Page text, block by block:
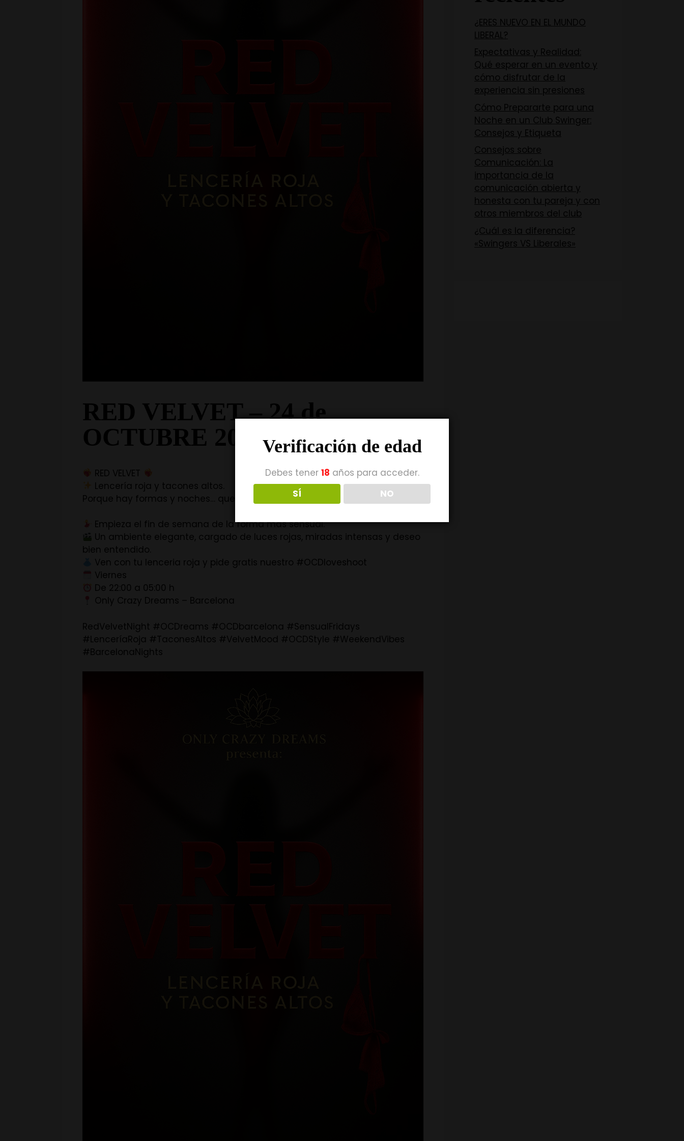
RED VELVET – 24 de
OCTUBRE 2025
RED VELVET
Lencería roja y tacones altos.
Porque hay formas y noches… que están hechas para dejar huella.
Empieza el fin de semana de la forma más sensual.
Un ambiente elegante, cargado de luces rojas, miradas intensas y deseo
bien entendido.
Ven con tu lenceria roja y pide gratis nuestro #OCDloveshoot
Viernes
De 22:00 a 05:00 h
Only Crazy Dreams – Barcelona
RedVelvetNight #OCDreams #OCDbarcelona #SensualFridays
#LenceríaRoja #TaconesAltos #VelvetMood #OCDStyle #WeekendVibes
#BarcelonaNights
¿ERES NUEVO EN EL MUNDO
LIBERAL?
Expectativas y Realidad:
Qué esperar en un evento y
cómo disfrutar de la
experiencia sin presiones
Cómo Prepararte para una
Noche en un Club Swinger:
Consejos y Etiqueta
Consejos sobre
Comunicación: La
importancia de la
comunicación abierta y
honesta con tu pareja y con
otros miembros del club
¿Cuál es la diferencia?
«Swingers VS Liberales»
Verificación de edad
Debes tener 18 años para acceder.
SÍ
NO